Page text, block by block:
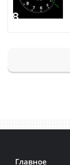
Главное